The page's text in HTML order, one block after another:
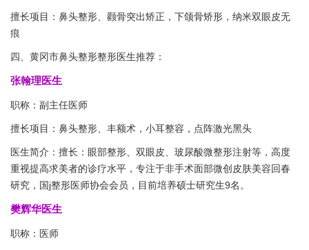
擅长项目：鼻头整形、颧骨突出矫正，下颌骨矫形，纳米双眼皮无
痕
四、黄冈市鼻头整形整形医生推荐：
张翰理医生
职称：副主任医师
擅长项目：鼻头整形、丰额术，小耳整容，点阵激光黑头
医生简介：擅长：眼部整形、双眼皮、玻尿酸微整形注射等，高度
重视提高求美者的诊疗水平，专注于非手术面部微创皮肤美容回春
研究，国j整形医师协会会员，目前培养硕士研究生9名。
樊辉华医生
职称：医师